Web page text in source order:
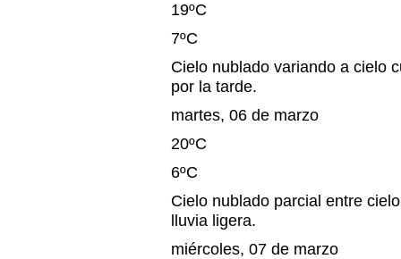
19ºC
7ºC
Cielo nublado variando a cielo
por la tarde.
martes, 06 de marzo
20ºC
6ºC
Cielo nublado parcial entre
lluvia ligera.
miércoles, 07 de marzo